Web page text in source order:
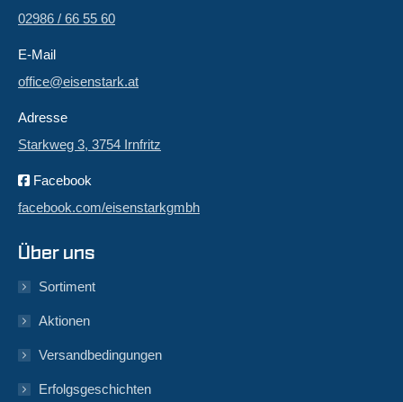
02986 / 66 55 60
E-Mail
office@eisenstark.at
Adresse
Starkweg 3, 3754 Irnfritz
Facebook
facebook.com/eisenstarkgmbh
Über uns
Sortiment
Aktionen
Versandbedingungen
Erfolgsgeschichten